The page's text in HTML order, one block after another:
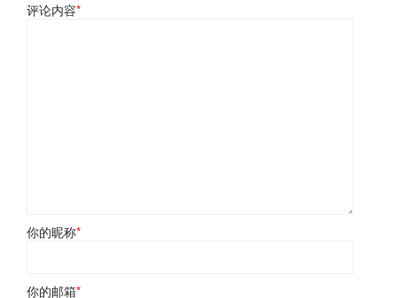
评论内容*
你的昵称*
你的邮箱*